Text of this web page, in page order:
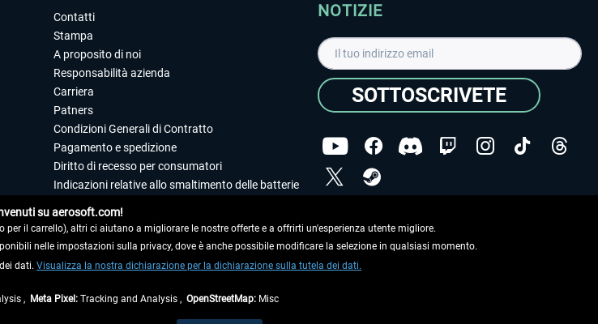
Contatti
Stampa
A proposito di noi
Responsabilità azienda
Carriera
Patners
Condizioni Generali di Contratto
Pagamento e spedizione
Diritto di recesso per consumatori
Indicazioni relative allo smaltimento delle batterie
Editoriale
NOTIZIE
SOTTOSCRIVETE
dei dati.
Copyright © Aerosoft GmbH. Tutti i diritti riservati.
ed eventualmente le spese di spedizione, se non diversamente descritto.
su aerosoft.com!
il carrello), altri ci aiutano a migliorare le nostre offerte e a offrirti un'esperienza utente migliore.
nelle impostazioni sulla privacy, dove è anche possibile modificare la selezione in qualsiasi momento.
dati. Visualizza la nostra dichiarazione per la dichiarazione sulla tutela dei dati.
, Meta Pixel: Tracking and Analysis , OpenStreetMap: Misc